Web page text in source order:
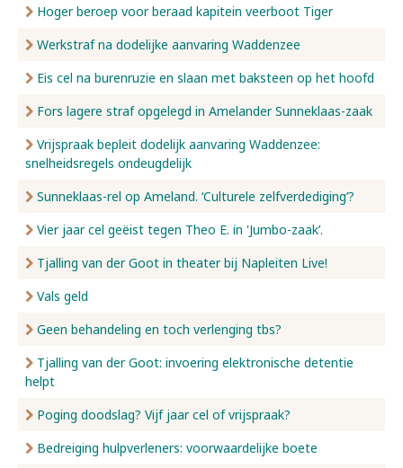
Hoger beroep voor beraad kapitein veerboot Tiger
Werkstraf na dodelijke aanvaring Waddenzee
Eis cel na burenruzie en slaan met baksteen op het hoofd
Fors lagere straf opgelegd in Amelander Sunneklaas-zaak
Vrijspraak bepleit dodelijk aanvaring Waddenzee:
snelheidsregels ondeugdelijk
Sunneklaas-rel op Ameland. ‘Culturele zelfverdediging’?
Vier jaar cel geëist tegen Theo E. in 'Jumbo-zaak’.
Tjalling van der Goot in theater bij Napleiten Live!
Vals geld
Geen behandeling en toch verlenging tbs?
Tjalling van der Goot: invoering elektronische detentie
helpt
Poging doodslag? Vijf jaar cel of vrijspraak?
Bedreiging hulpverleners: voorwaardelijke boete